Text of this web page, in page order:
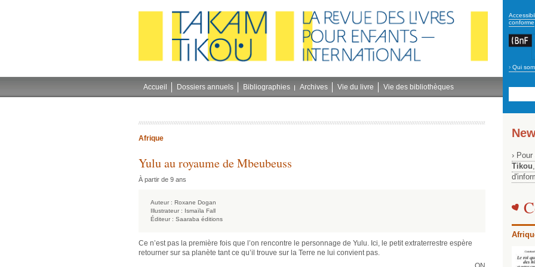
conforme
› Qui
Accueil Dossiers annuels Bibliographies Archives Vie du livre Vie des bibliothèques
Afrique
Yulu au royaume de Mbeubeuss
À partir de 9 ans
Auteur : Roxane Dogan
Illustrateur : Ismaïla Fall
Éditeur : Saaraba éditions
Ce n’est pas la première fois que l’on rencontre le personnage de Yulu. Ici, le petit extraterrestre espère
retourner sur sa planète tant ce qu’il trouve sur la Terre ne lui convient pas.
›
Tikou